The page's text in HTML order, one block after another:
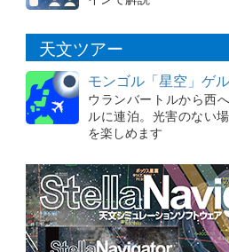
天文ツアー
モンゴル「星空」ゲ
ウランバートルから西
ルに連泊。光害のない
を楽しめます